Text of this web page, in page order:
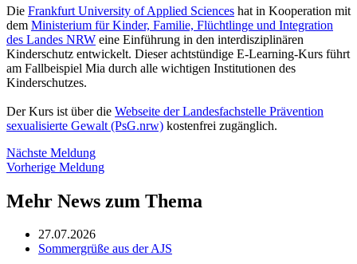
Die Frankfurt University of Applied Sciences hat in Kooperation mit
dem Ministerium für Kinder, Familie, Flüchtlinge und Integration
des Landes NRW eine Einführung in den interdisziplinären
Kinderschutz entwickelt. Dieser achtstündige E-Learning-Kurs führt
am Fallbeispiel Mia durch alle wichtigen Institutionen des
Kinderschutzes.
Der Kurs ist über die Webseite der Landesfachstelle Prävention
sexualisierte Gewalt (PsG.nrw) kostenfrei zugänglich.
Nächste Meldung
Vorherige Meldung
Mehr News zum Thema
27.07.2026
Sommergrüße aus der AJS